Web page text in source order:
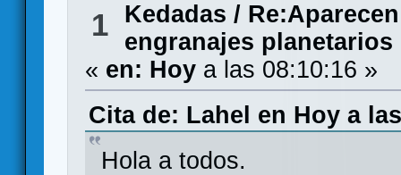
1 Kedadas /
engranajes planetarios
« en: Hoy a las 08:10:16 »
Cita de: Lahel en Hoy a
Hola a todos.